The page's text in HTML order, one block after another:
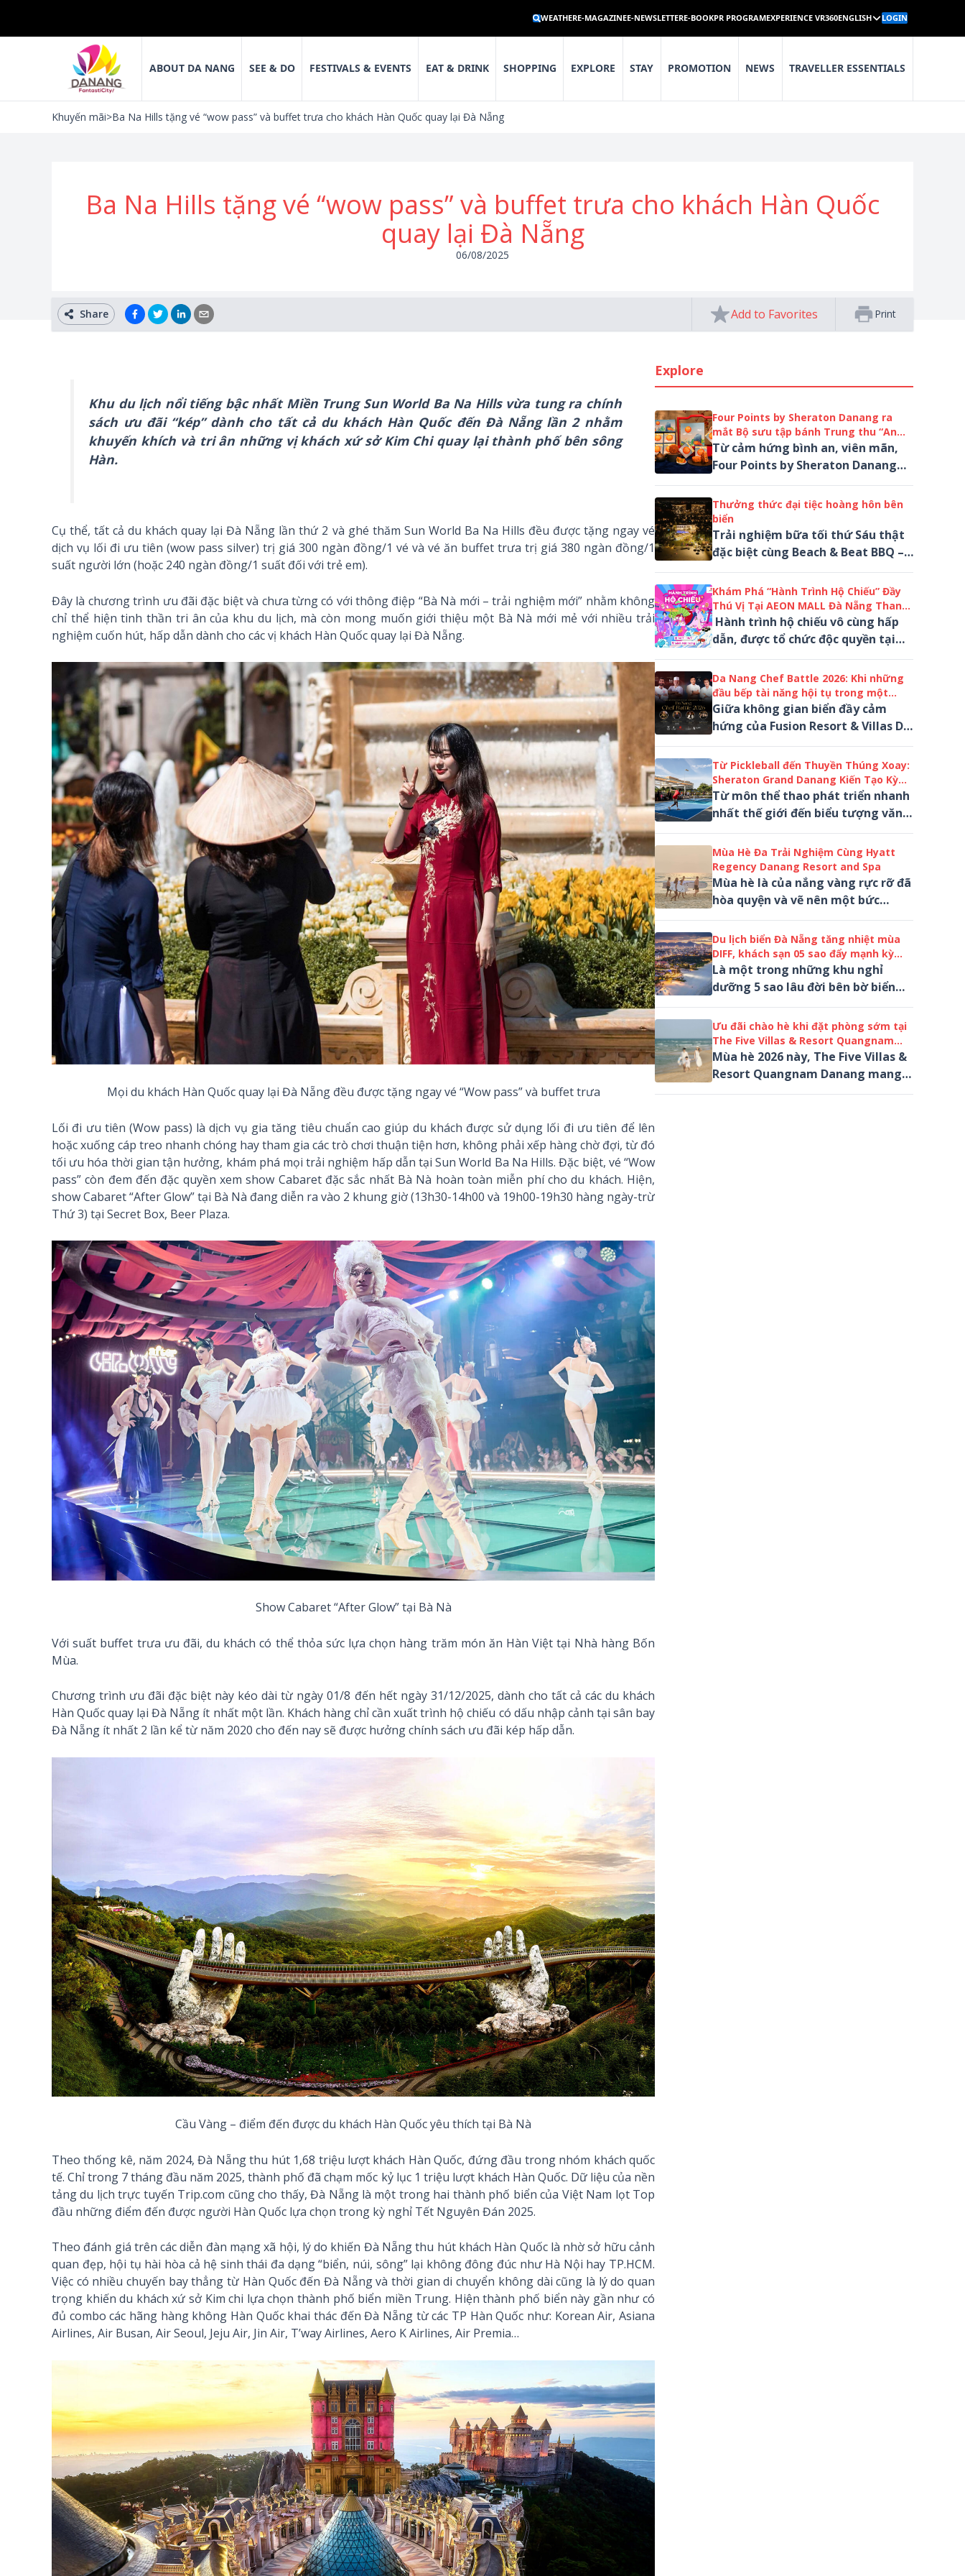
WEATHERE-MAGAZINEE-NEWSLETTERE-BOOKPR PROGRAMEXPERIENCE VR360ENGLISH LOGIN
ABOUT DA NANG SEE & DO FESTIVALS & EVENTS EAT & DRINK SHOPPING EXPLORE STAY PROMOTION NEWS TRAVELLER ESSENTIALS
Khuyến mãi>Ba Na Hills tặng vé “wow pass” và buffet trưa cho khách Hàn Quốc quay lại Đà Nẵng
Ba Na Hills tặng vé “wow pass” và buffet trưa cho khách Hàn Quốc
quay lại Đà Nẵng
06/08/2025
Share Add to Favorites Print
Khu du lịch nổi tiếng bậc nhất Miền Trung Sun World Ba Na Hills vừa tung ra chính
sách ưu đãi “kép” dành cho tất cả du khách Hàn Quốc đến Đà Nẵng lần 2 nhằm
khuyến khích và tri ân những vị khách xứ sở Kim Chi quay lại thành phố bên sông
Hàn.
Cụ thể, tất cả du khách quay lại Đà Nẵng lần thứ 2 và ghé thăm Sun World Ba Na Hills đều được tặng ngay vé
dịch vụ lối đi ưu tiên (wow pass silver) trị giá 300 ngàn đồng/1 vé và vé ăn buffet trưa trị giá 380 ngàn đồng/1
suất người lớn (hoặc 240 ngàn đồng/1 suất đối với trẻ em).
Đây là chương trình ưu đãi đặc biệt và chưa từng có với thông điệp “Bà Nà mới – trải nghiệm mới” nhằm không
chỉ thể hiện tinh thần tri ân của khu du lịch, mà còn mong muốn giới thiệu một Bà Nà mới mẻ với nhiều trải
nghiệm cuốn hút, hấp dẫn dành cho các vị khách Hàn Quốc quay lại Đà Nẵng.
Mọi du khách Hàn Quốc quay lại Đà Nẵng đều được tặng ngay vé “Wow pass” và buffet trưa
Lối đi ưu tiên (Wow pass) là dịch vụ gia tăng tiêu chuẩn cao giúp du khách được sử dụng lối đi ưu tiên để lên
hoặc xuống cáp treo nhanh chóng hay tham gia các trò chơi thuận tiện hơn, không phải xếp hàng chờ đợi, từ đó
tối ưu hóa thời gian tận hưởng, khám phá mọi trải nghiệm hấp dẫn tại Sun World Ba Na Hills. Đặc biệt, vé “Wow
pass” còn đem đến đặc quyền xem show Cabaret đặc sắc nhất Bà Nà hoàn toàn miễn phí cho du khách. Hiện,
show Cabaret “After Glow” tại Bà Nà đang diễn ra vào 2 khung giờ (13h30-14h00 và 19h00-19h30 hàng ngày-trừ
Thứ 3) tại Secret Box, Beer Plaza.
Show Cabaret “After Glow” tại Bà Nà
Với suất buffet trưa ưu đãi, du khách có thể thỏa sức lựa chọn hàng trăm món ăn Hàn Việt tại Nhà hàng Bốn
Mùa.
Chương trình ưu đãi đặc biệt này kéo dài từ ngày 01/8 đến hết ngày 31/12/2025, dành cho tất cả các du khách
Hàn Quốc quay lại Đà Nẵng ít nhất một lần. Khách hàng chỉ cần xuất trình hộ chiếu có dấu nhập cảnh tại sân bay
Đà Nẵng ít nhất 2 lần kể từ năm 2020 cho đến nay sẽ được hưởng chính sách ưu đãi kép hấp dẫn.
Cầu Vàng – điểm đến được du khách Hàn Quốc yêu thích tại Bà Nà
Theo thống kê, năm 2024, Đà Nẵng thu hút 1,68 triệu lượt khách Hàn Quốc, đứng đầu trong nhóm khách quốc
tế. Chỉ trong 7 tháng đầu năm 2025, thành phố đã chạm mốc kỷ lục 1 triệu lượt khách Hàn Quốc. Dữ liệu của nền
tảng du lịch trực tuyến Trip.com cũng cho thấy, Đà Nẵng là một trong hai thành phố biển của Việt Nam lọt Top
đầu những điểm đến được người Hàn Quốc lựa chọn trong kỳ nghỉ Tết Nguyên Đán 2025.
Theo đánh giá trên các diễn đàn mạng xã hội, lý do khiến Đà Nẵng thu hút khách Hàn Quốc là nhờ sở hữu cảnh
quan đẹp, hội tụ hài hòa cả hệ sinh thái đa dạng “biển, núi, sông” lại không đông đúc như Hà Nội hay TP.HCM.
Việc có nhiều chuyến bay thẳng từ Hàn Quốc đến Đà Nẵng và thời gian di chuyển không dài cũng là lý do quan
trọng khiến du khách xứ sở Kim chi lựa chọn thành phố biển miền Trung. Hiện thành phố biển này gần như có
đủ combo các hãng hàng không Hàn Quốc khai thác đến Đà Nẵng từ các TP Hàn Quốc như: Korean Air, Asiana
Airlines, Air Busan, Air Seoul, Jeju Air, Jin Air, T’way Airlines, Aero K Airlines, Air Premia…
Explore
Four Points by Sheraton Danang ra
mắt Bộ sưu tập bánh Trung thu “An
Viên”
Từ cảm hứng bình an, viên mãn,
Four Points by Sheraton Danang
giới thiệu The Circle Collection
2026 – Bộ sưu tập bánh Trung thu
"An Viên"...
Thưởng thức đại tiệc hoàng hôn bên
biển
Trải nghiệm bữa tối thứ Sáu thật
đặc biệt cùng Beach & Beat BBQ –
đại tiệc BBQ bên bờ biển đầy cảm
hứng, nơi hải sản thượng hạng...
Khám Phá “Hành Trình Hộ Chiếu” Đầy
Thú Vị Tại AEON MALL Đà Nẵng Thanh
Khê
Hành trình hộ chiếu vô cùng hấp
dẫn, được tổ chức độc quyền tại
trung tâm thương mại AEON
MALL Đà Nẵng Thanh Khê...
Da Nang Chef Battle 2026: Khi những
đầu bếp tài năng hội tụ trong một
đêm tranh tài
Giữa không gian biển đầy cảm
hứng của Fusion Resort & Villas Da
Nang, Da Nang Chef Battle 2026
sẽ mang đến một đêm ẩm thực
sống động....
Từ Pickleball đến Thuyền Thúng Xoay:
Sheraton Grand Danang Kiến Tạo Kỳ
Nghỉ Năng Động Cho Mọi Thế Hệ
Từ môn thể thao phát triển nhanh
nhất thế giới đến biểu tượng văn
hóa Việt Nam, Sheraton Grand
Danang Beach Resort & Spa đang
tạo nên...
Mùa Hè Đa Trải Nghiệm Cùng Hyatt
Regency Danang Resort and Spa
Mùa hè là của nắng vàng rực rỡ đã
hòa quyện và vẽ nên một bức
tranh vào hạ hoàn mỹ tại Hyatt
Regency Danang Resort and Spa...
Du lịch biển Đà Nẵng tăng nhiệt mùa
DIFF, khách sạn 05 sao đẩy mạnh kỳ
nghỉ trọn gói
Là một trong những khu nghỉ
dưỡng 5 sao lâu đời bên bờ biển
Đà Nẵng, Furama Resort Đà Nẵng
cũng đón đầu mùa du lịch với...
Ưu đãi chào hè khi đặt phòng sớm tại
The Five Villas & Resort Quangnam
Danang
Mùa hè 2026 này, The Five Villas &
Resort Quangnam Danang mang
đến ưu đãi tới 10% cùng nhiều dịch